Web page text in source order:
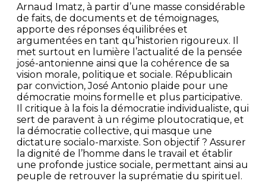
Arnaud Imatz, à partir d’une masse considérable
de faits, de documents et de témoignages,
apporte des réponses équilibrées et
argumentées en tant qu’historien rigoureux. Il
met surtout en lumière l’actualité de la pensée
josé-antonienne ainsi que la cohérence de sa
vision morale, politique et sociale. Républicain
par conviction, José Antonio plaide pour une
démocratie moins formelle et plus participative.
Il critique à la fois la démocratie individualiste, qui
sert de paravent à un régime ploutocratique, et
la démocratie collective, qui masque une
dictature socialo-marxiste. Son objectif ? Assurer
la dignité de l’homme dans le travail et établir
une profonde justice sociale, permettant ainsi au
peuple de retrouver la suprématie du spirituel.